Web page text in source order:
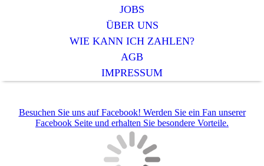
JOBS
ÜBER UNS
WIE KANN ICH ZAHLEN?
AGB
IMPRESSUM
Besuchen Sie uns auf Facebook! Werden Sie ein Fan unserer
Facebook Seite und erhalten Sie besondere Vorteile.